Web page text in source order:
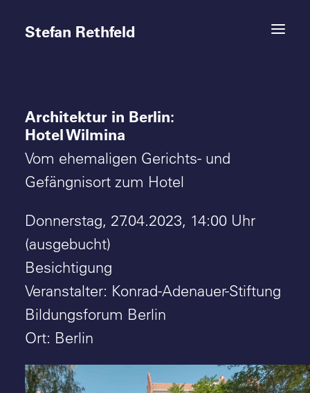
Stefan Rethfeld
Termine
Projekte
Kontakt
Suche
Architektur in Berlin:
Hotel Wilmina
Vom ehemaligen Gerichts- und
Gefängnisort zum Hotel
Donnerstag, 27.04.2023, 14:00 Uhr
(ausgebucht)
Besichtigung
Veranstalter: Konrad-Adenauer-Stiftung
Bildungsforum Berlin
Ort: Berlin